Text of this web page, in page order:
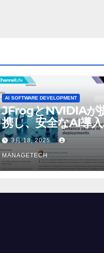
AI SOFTWARE DEVELOPMENT
JFrogとNVIDIAが
携し、安全なAI導
強化
3月 18, 2025
MANAGETECH